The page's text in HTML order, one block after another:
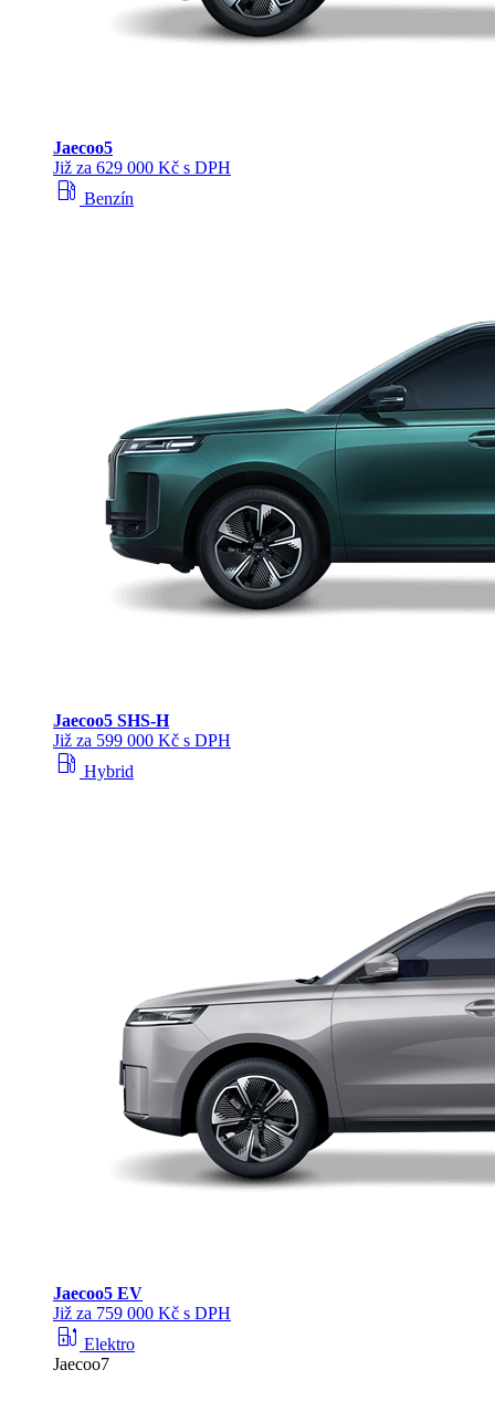
Jaecoo5
Již za 629 000 Kč s DPH
local_gas_station Benzín
Jaecoo5 SHS-H
Již za 599 000 Kč s DPH
local_gas_station Hybrid
Jaecoo5 EV
Již za 759 000 Kč s DPH
ev_station Elektro
Jaecoo7